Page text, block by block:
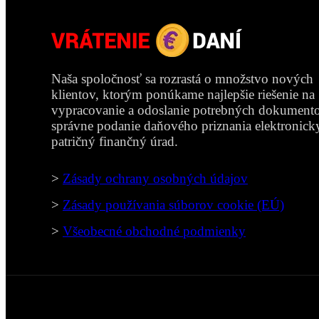
Naša spoločnosť sa rozrastá o množstvo nových
klientov, ktorým ponúkame najlepšie riešenie na
vypracovanie a odoslanie potrebných
správne podanie daňového priznania
patričný finančný úrad.
> Zásady ochrany osobných údajov
> Zásady používania súborov cookie (EÚ)
> Všeobecné obchodné podmienky